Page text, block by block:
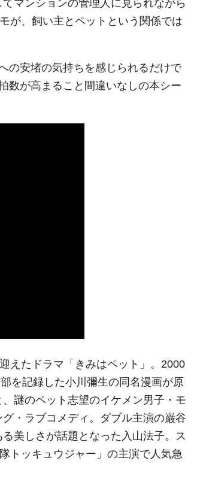
マンションの管理人に見られながら
が、飼い主とペットという関係では
の安堵の気持ちを感じられるだけで
数が高まること間違いなしの本シー
えたドラマ「きみはペット」。2000
を記録した小川彌生の同名漫画が原
謎のペット志望のイケメン男子・モ
・ラブコメディ。ダブル主演の巌谷
美しさが話題となった入山法子。ス
トッキュウジャー」の主演で人気急